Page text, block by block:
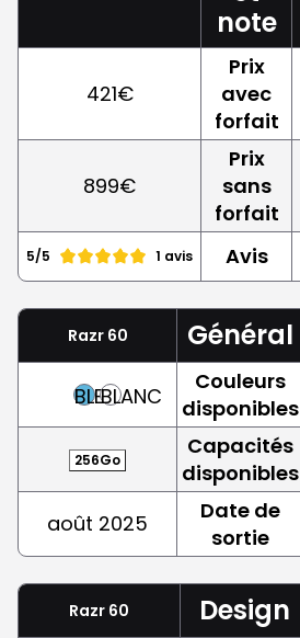
note
421€
Prix
avec
forfait
899€
Prix
sans
forfait
5/5 1 avis Avis
Razr 60 Général
BLEUBLANC
Couleurs
disponibles
256Go
Capacités
disponibles
août 2025
Date de
sortie
Razr 60 Design